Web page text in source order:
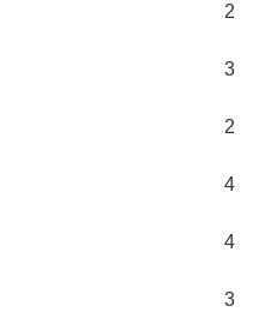
2
3
2
4
4
3